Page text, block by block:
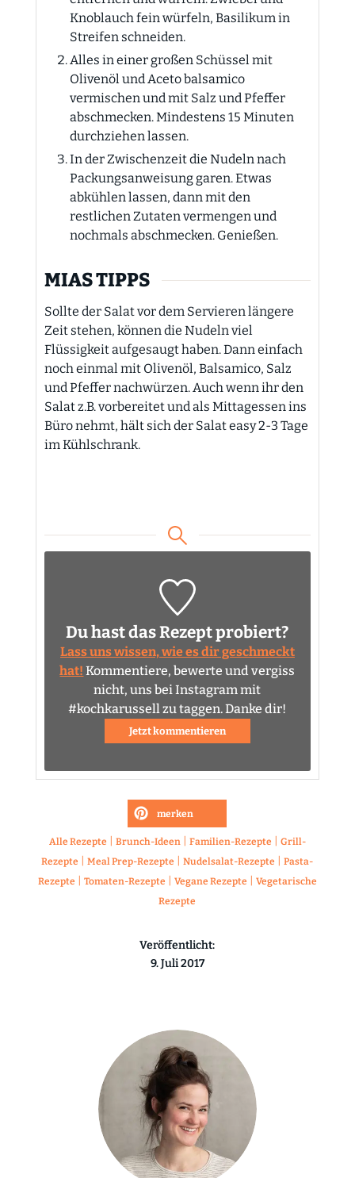
Knoblauch fein würfeln, Basilikum in
Streifen schneiden.
Alles in einer großen Schüssel mit
Olivenöl und Aceto balsamico
vermischen und mit Salz und Pfeffer
abschmecken. Mindestens 15 Minuten
durchziehen lassen.
In der Zwischenzeit die Nudeln nach
Packungsanweisung garen. Etwas
abkühlen lassen, dann mit den
restlichen Zutaten vermengen und
nochmals abschmecken. Genießen.
MIAS TIPPS
Sollte der Salat vor dem Servieren längere
Zeit stehen, können die Nudeln viel
Flüssigkeit aufgesaugt haben. Dann einfach
noch einmal mit Olivenöl, Balsamico, Salz
und Pfeffer nachwürzen. Auch wenn ihr den
Salat z.B. vorbereitet und als Mittagessen ins
Büro nehmt, hält sich der Salat easy 2-3 Tage
im Kühlschrank.
Du hast das Rezept probiert?
Lass uns wissen, wie es dir geschmeckt
hat! Kommentiere, bewerte und vergiss
nicht, uns bei Instagram mit
#kochkarussell zu taggen. Danke dir!
Jetzt kommentieren
merken
Alle Rezepte Brunch-Ideen| Familien-Rezepte
Grill-
Rezepte
|Meal Prep-Rezepte |Nudelsalat-Rezepte |Pasta-
Rezepte
Tomaten-Rezepte Vegane Rezepte
Vegetarische
Rezepte
Veröffentlicht:
9. Juli 2017